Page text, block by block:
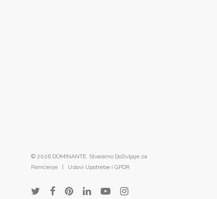
© 2026 DOMINANTE. Stvaramo Doživljaje za
Pamćenje | Uslovi Upotrebe i GPDR